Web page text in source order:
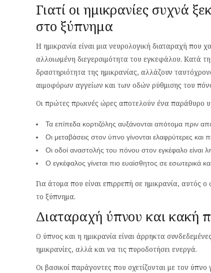
Γιατί οι ημικρανίες συχνά
στο ξύπνημα
Η ημικρανία είναι μια νευρολογική διαταραχή που
αλλοιωμένη διεγερσιμότητα του εγκεφάλου. Κατά
δραστηριότητα της ημικρανίας, αλλάζουν
αιμοφόρων αγγείων και των οδών ρύθμισης του
Οι πρώτες πρωινές ώρες αποτελούν ένα παράθυρο
Τα επίπεδα κορτιζόλης αυξάνονται απότομα πριν
Οι μεταβάσεις στον ύπνο γίνονται ελαφρύτερες και
Οι οδοί αναστολής του πόνου στον εγκέφαλο είναι
Ο εγκέφαλος γίνεται πιο ευαίσθητος σε εσωτερικά
Για άτομα που είναι επιρρεπή σε ημικρανία, αυτός
το ξύπνημα.
Διαταραχή ύπνου και κακή
Ο ύπνος και η ημικρανία είναι άρρηκτα
ημικρανίες, αλλά και να τις πυροδοτήσει ενεργά.
Οι βασικοί παράγοντες που σχετίζονται με τον ύπνο